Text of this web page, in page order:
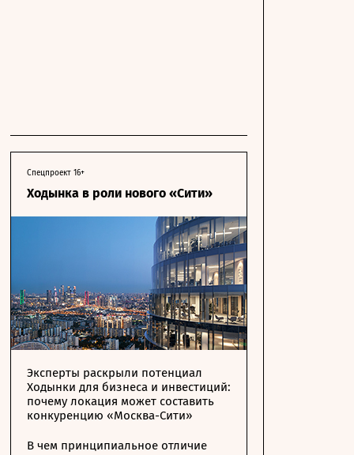
Спецпроект 16+
Ходынка в роли нового «Сити»
Эксперты раскрыли потенциал
Ходынки для бизнеса и инвестиций:
почему локация может составить
конкуренцию «Москва-Сити»
В чем принципиальное отличие